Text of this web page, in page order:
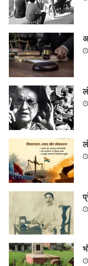
गृहमंत्री से मिले
आयोग के
रास्ते दिल्ली तक
ब्राह्मण
सिंह से मुलाकात
की मांग की।
आयोग के चेयरमैन
करने के साथ ही
गृहमंत्री ने